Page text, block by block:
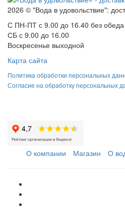
2026 © "Вода в удовольствие":
С ПН-ПТ с 9.00 до 16.40 без обеда
СБ с 9.00 до 16.00
Воскресенье выходной
Карта сайта
Политика обработки персональных
Согласие на обработку персональных
О компании Магазин О